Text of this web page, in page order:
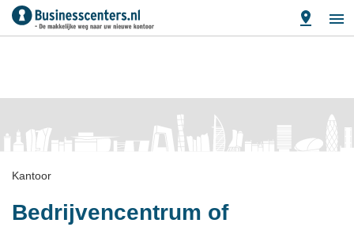
Kantoor
Bedrijvencentrum of